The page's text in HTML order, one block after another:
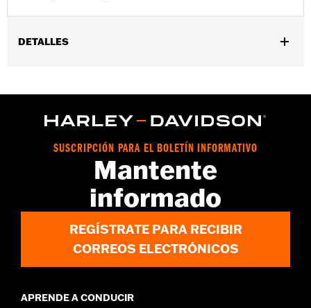
DETALLES
Características funcionales:Cremallera delantera,Bolsillos
GARANTÍA:Garantía limitada de un año: Ingresa awww.h-
d.com/warrantypara conocer todos los detalles
SUSCRIPCIÓN PARA EL BOLETÍN INFORMATIVO
Mantente
informado
REGÍSTRATE PARA RECIBIR
CORREOS ELECTRÓNICOS
APRENDE A CONDUCIR